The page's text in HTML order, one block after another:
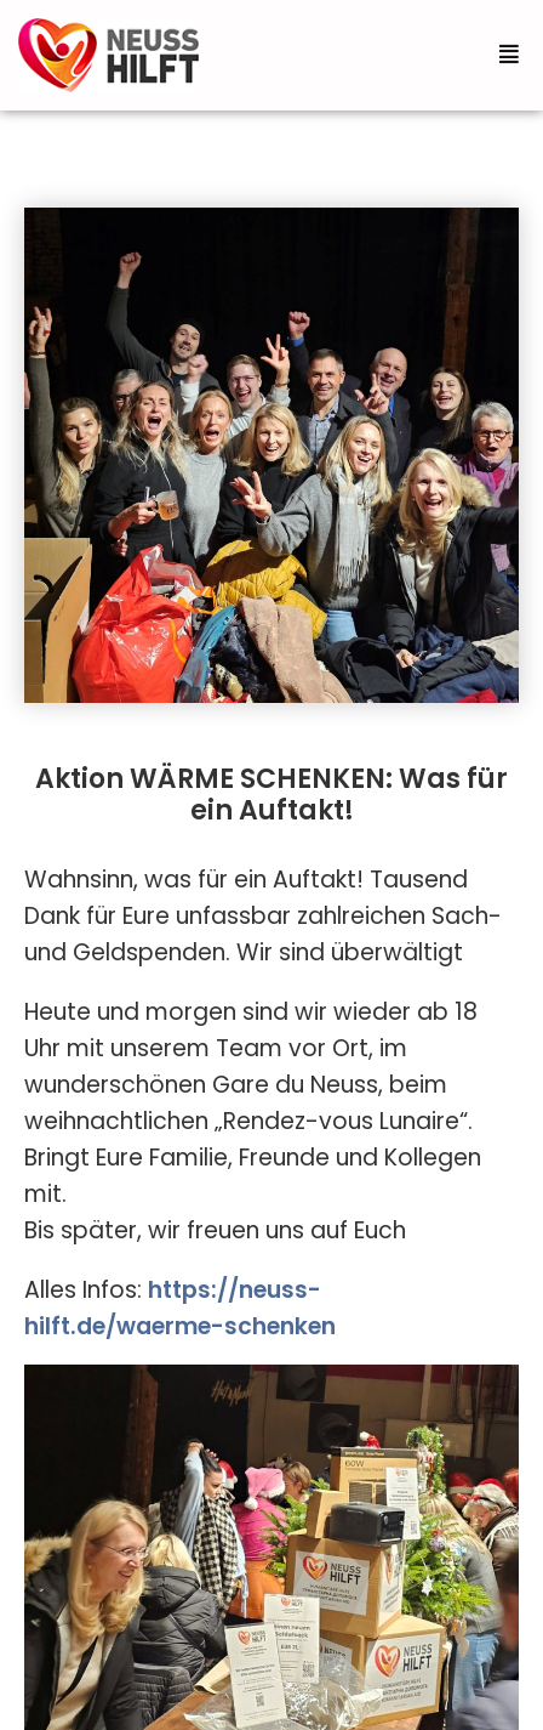
Aktion WÄRME SCHENKEN: Was für
ein Auftakt!
Wahnsinn, was für ein Auftakt! Tausend
Dank für Eure unfassbar zahlreichen Sach-
und Geldspenden. Wir sind überwältigt
Heute und morgen sind wir wieder ab 18
Uhr mit unserem Team vor Ort, im
wunderschönen Gare du Neuss, beim
weihnachtlichen „Rendez-vous Lunaire“.
Bringt Eure Familie, Freunde und Kollegen
mit.
Bis später, wir freuen uns auf Euch
Alles Infos: https://neuss-
hilft.de/waerme-schenken